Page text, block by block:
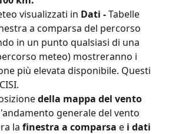
visualizzati in Dati - Tabelle
a comparsa del percorso
in un punto qualsiasi di una
meteo) mostreranno i
più elevata disponibile. Questi
della mappa del vento
generale del vento
la finestra a comparsa e i dati